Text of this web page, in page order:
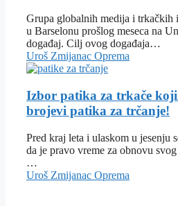
Grupa globalnih medija i trkačkih
u Barselonu prošlog meseca na
događaj. Cilj ovog događaja…
Uroš Zmijanac Oprema
Izbor patika za trkače
brojevi patika za trčanje!
Pred kraj leta i ulaskom u jesenju
da je pravo vreme za obnovu
…
Uroš Zmijanac Oprema